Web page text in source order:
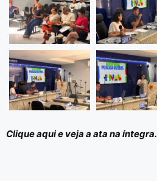
Clique aqui e veja a ata na íntegra.